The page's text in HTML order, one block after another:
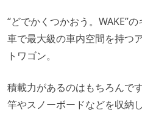
“どでかくつかおう。WAKE”
車で最大級の車内空間を持つ
トワゴン。
積載力があるのはもちろんで
竿やスノーボードなどを収納